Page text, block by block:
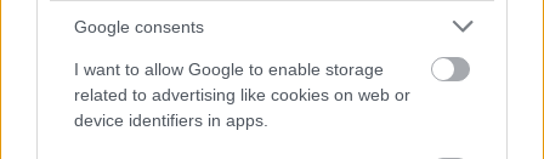
Google consents
I want to allow Google to enable storage
related to advertising like cookies on web or
device identifiers in apps.
Országos hírek
KECSKEMÉTEN IS SZAKIRÁNYÚ
TOVÁBBKÉPZÉSEKKEL ERŐSÍT A GÁL FERENC
EGYETEM